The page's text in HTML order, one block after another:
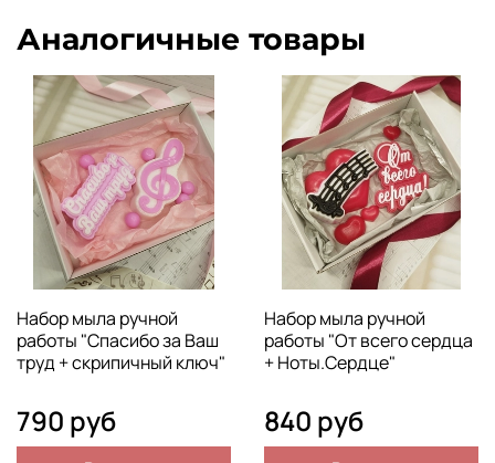
Аналогичные товары
Набор мыла ручной
работы "Спасибо за Ваш
труд + скрипичный ключ"
790 руб
Набор мыла ручной
работы "От всего сердца
+ Ноты.Сердце"
840 руб